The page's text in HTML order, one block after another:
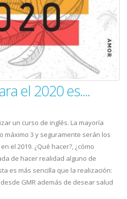
el 2020 es....
un curso de inglés. La mayoría
máximo 3 y seguramente serán los
el 2019. ¿Qué hacer?, ¿cómo
de hacer realidad alguno de
es más sencilla que la realización:
desde GMR además de desear salud